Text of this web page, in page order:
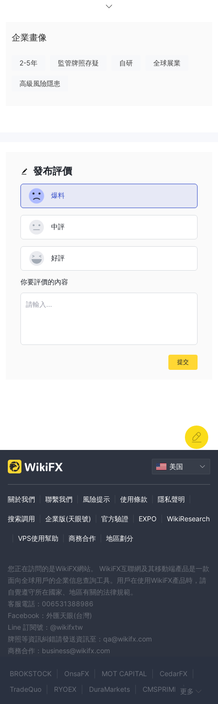
m.Stock是mirae資產金融集團的縮寫，是一家總部位於印度的全球
貨幣、期貨和期權、共同基金、MTF（電子保證金）。目前是
範 由任何公認的金融機構提供，這可能會在交易時引起關注。
您提供簡單明了的信息。如果您有興趣，請繼續閱讀。在文章的最
後，我們也會簡單地做一個總結，以便您一目了然地了解公司的特
監管視線： 這是目前不受監管
味著無法保證它是一個安全的交易平台。
用戶反饋：
經歷。在信譽良好的網站和論壇上尋找評論。
安防措施：m.Stock擁有全面的隱私政策，概述瞭如何收集、存儲
和使用用戶數據。平台遵守相關數據保護規定，維護用戶信息的隱私
和機密。
最終決定是否進行交易 m.Stock是個人的。在做出決定之前，您應
該仔細權衡風險和收益。
交易及投資產品
化需求。該平台豐富的金融產品包括：
庫存：交易者可以接觸不同行業和地區的知名公司的廣泛股票，使
米。股票提供貨幣交易，使參與者能夠進入動態的外匯
捷的方式來集中資源並投資於由專業基金經理管理的多元化投資組
的保證金交易工具 (eMargin)，使交易者能夠利用槓桿來放大他們的
如何打開一個 m.Stock帳戶？
m.Stock提供全面的交易體驗
模擬賬戶和真實交易賬戶兼具，
要開設真實交易賬戶，交易者需要遵循以下流程：
PAN、Aadhaar 和銀行詳細信息。
此後，用戶有機會根據自己喜歡的交易方式和需求在兩個賬戶選項之
間進行選擇 - 0 盧比經紀賬戶或免費送貨賬戶。選擇所需的賬戶類型
後，交易者需要支付所需費用才能激活其真實交易賬戶。
最後，為了確保遵守監管準則， m.Stock通過提示交易者進行在線
kyc（了解您的客戶）流程來完成該流程。在此步驟中，交易者需要
上傳相關身份證明並以電子方式簽署必要的文件。
m.Stock通過其 基於網絡的交易平台和直觀的 移動應用
以使用一鍵下單功能輕鬆執行交易，而高級圖表則為明智的決策提供
企業畫像
2-5年 監管牌照存疑 自研 全球展業
高級風險隱患
發布評價
爆料
中評
好評
你要評價的內容
請輸入...
提交
美国
關於我們 聯繫我們 風險提示 使用條款 隱私聲明
搜索調用 企業版(天眼號) 官方驗證 EXPO WikiResearch
VPS使用幫助 商務合作 地區劃分
您正在訪問的是WikiFX網站。 WikiFX互聯網及其移動端產品是一款
面向全球用戶的企業信息查詢工具。用戶在使用WikiFX產品時，請
自覺遵守所在國家、地區有關的法律規範。
客服電話：006531388986
Facebook：外匯天眼(台灣)
Line 訂閱號：@wikifxtw
牌照等資訊糾錯請發送資訊至：qa@wikifx.com
商務合作：business@wikifx.com
BROKSTOCK OnsaFX MOT CAPITAL
CedarFX
TradeQuo
RYOEX DuraMarkets
CMSPRIME
更多